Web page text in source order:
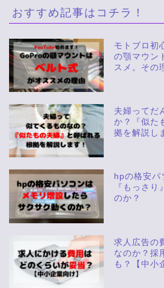
おすすめ記事はコチラ！
モトブロ初
の顎マウン
スメ。その
夫婦ってだ
か？『似た
拠を解説し
hpの格安パ
『もっさ
のか？
求人広告の
なのか？採
も？【中小